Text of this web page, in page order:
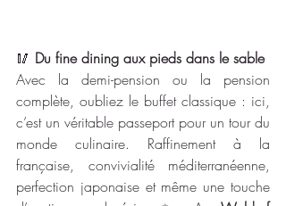
🥢 Du fine dining aux pieds dans le sable
Avec la demi-pension ou la pension
complète, oubliez le buffet classique : ici,
c’est un véritable passeport pour un tour du
monde culinaire. Raffinement à la
française, convivialité méditerranéenne,
perfection japonaise et même une touche